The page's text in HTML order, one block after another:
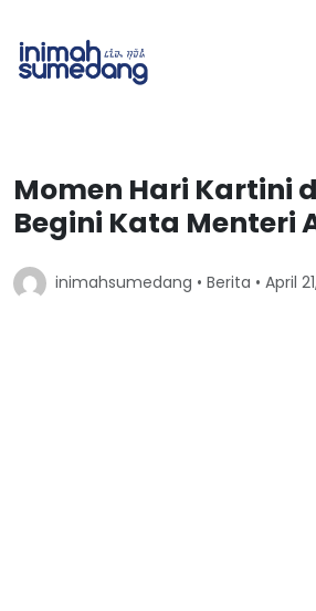
Momen Hari Kartini
Begini Kata Menteri
inimahsumedang • Berita • April